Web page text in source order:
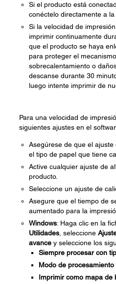
Si el producto está
conéctelo directamente a la
Si la velocidad de
imprimir continuamente
que el producto se haya
para proteger el
sobrecalentamiento o
descanse durante 30
luego intente imprimir de
Para una velocidad de
siguientes ajustes en el
Asegúrese de que el
el tipo de papel que tiene
Active cualquier ajuste de
producto.
Seleccione un ajuste de
Asegure que el tiempo de
aumentado para la
Windows: Haga clic en la
Utilidades , seleccione
avance y seleccione los
Siempre procesar con
Modo de
Imprimir como mapa de